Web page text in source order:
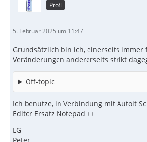
Profi
5. Februar 2025 um 11:47
Grundsätzlich bin ich, einerseits immer
Veränderungen andererseits strikt
Off-topic
Ich benutze, in Verbindung mit Autoit
Editor Ersatz Notepad ++
LG
Peter